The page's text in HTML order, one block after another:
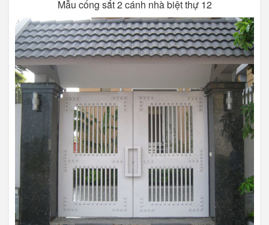
Mẫu cổng sắt 2 cánh nhà biệt thự 12